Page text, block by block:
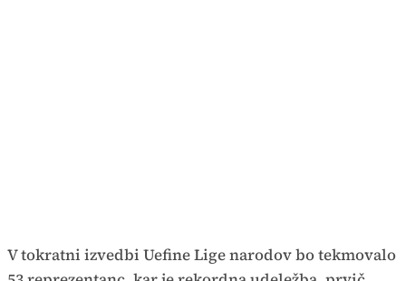
V tokratni izvedbi Uefine Lige narodov bo tekmovalo